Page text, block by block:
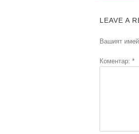
LEAVE A
Вашият
Коментар: *